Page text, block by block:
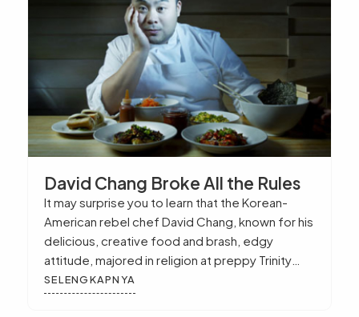
David Chang Broke All the Rules
It may surprise you to learn that the Korean-
American rebel chef David Chang, known for his
delicious, creative food and brash, edgy
attitude, majored in religion at preppy Trinity
College in Hartford. Much about Chang’s
background is unusual. His father, for example,
SELENGKAPNYA